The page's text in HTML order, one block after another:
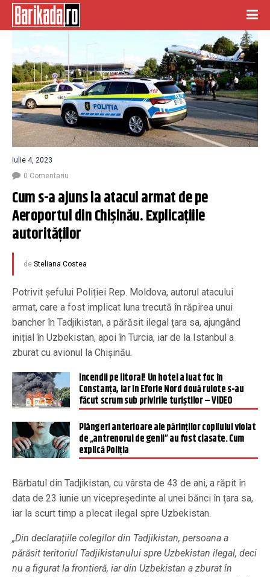
iulie 4, 2023
0 Comentariu
Cum s-a ajuns la atacul armat de pe
Aeroportul din Chișinău. Explicațiile
autorităților
de Steliana Costea
Potrivit șefului Poliției Rep. Moldova, autorul atacului
armat, care a fost implicat luna trecută în răpirea unui
bancher în Tadjikistan, a părăsit ilegal țara sa, ajungând
inițial în Uzbekistan, apoi în Turcia, iar de la Istanbul a
zburat cu avionul la Chișinău.
Incendii pe litoral! Un hotel a luat foc în
Constanța, iar în Eforie Nord două rulote s-au
făcut scrum sub privirile turiștilor – VIDEO
Plângeri anterioare ale părinţilor copilului violat
de „antrenorul de genii” au fost clasate. Cum
explică Poliția
Bărbatul din Tadjikistan, cu vârsta de 43 de ani, a răpit în
data de 23 iunie un vicepreședinte al unei bănci în țara sa,
iar la scurt timp a plecat ilegal spre Uzbekistan.
„Din declarațiile colegilor din Tadjikistan, persoana a
părăsit teritoriul Tadjikistanului spre Uzbekistan ilegal, deci
nu a figurat la frontieră, iar din Uzbekistan a zburat în